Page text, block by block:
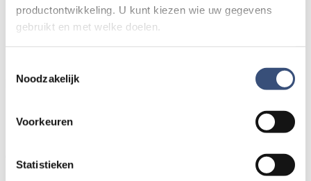
productontwikkeling. U kunt kiezen wie uw gegevens
gebruikt en met welke doelen.
Informatie verzamelen over uw geografische locatie,
Uw apparaat identificeren door het actief te scannen
op specifieke eigenschappen (fingerprinting)
verwerkt en stel uw voorkeuren in het
detailgedeelte in.
Noodzakelijk
Voorkeuren
Statistieken
Nod Stewart & The Faces (tribute to Rod)
Pearl Jamming (Pearl Jam tribute)
Meer info:www.marflex-oranjepop.nl
Overflakkee: